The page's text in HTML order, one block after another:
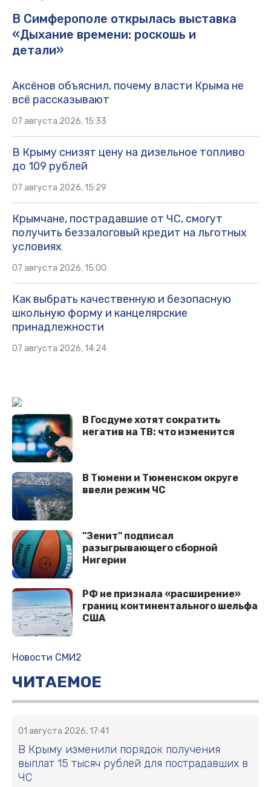
В Симферополе открылась выставка
«Дыхание времени: роскошь и
детали»
Аксёнов объяснил, почему власти Крыма не
всё рассказывают
07 августа 2026, 15:33
В Крыму снизят цену на дизельное топливо
до 109 рублей
07 августа 2026, 15:29
Крымчане, пострадавшие от ЧС, смогут
получить беззалоговый кредит на льготных
условиях
07 августа 2026, 15:00
Как выбрать качественную и безопасную
школьную форму и канцелярские
принадлежности
07 августа 2026, 14:24
В Госдуме хотят сократить
негатив на ТВ: что изменится
В Тюмени и Тюменском округе
ввели режим ЧС
"Зенит" подписал
разыгрывающего сборной
Нигерии
РФ не признала «расширение»
границ континентального шельфа
США
Новости СМИ2
ЧИТАЕМОЕ
01 августа 2026, 17:41
В Крыму изменили порядок получения
выплат 15 тысяч рублей для пострадавших в
ЧС